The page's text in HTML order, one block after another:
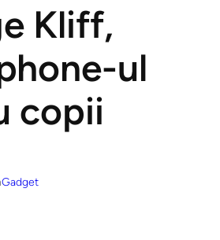
Kliff,
ul
copii
Gadget